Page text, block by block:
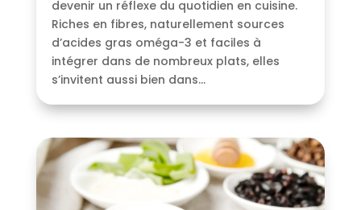
devenir un réflexe du quotidien en cuisine.
Riches en fibres, naturellement sources
d’acides gras oméga-3 et faciles à
intégrer dans de nombreux plats, elles
s’invitent aussi bien dans...